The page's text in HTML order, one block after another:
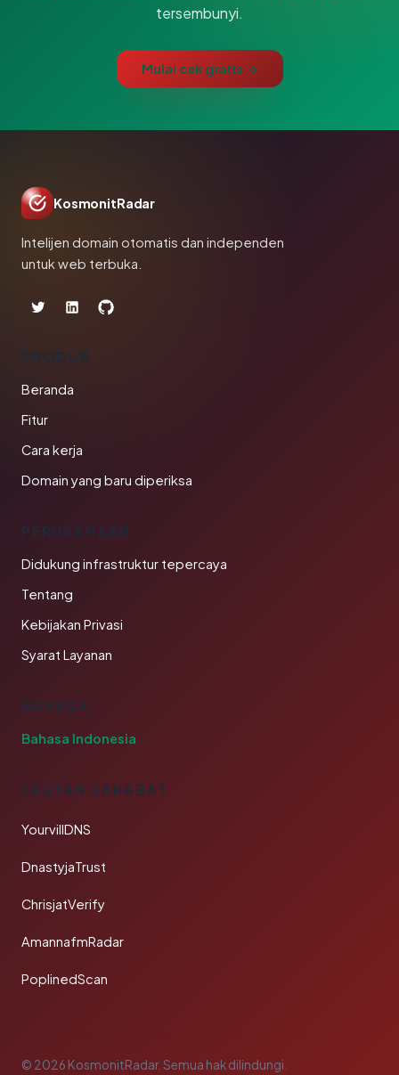
tersembunyi.
Mulai cek gratis →
KosmonitRadar
Intelijen domain otomatis dan independen
untuk web terbuka.
PRODUK
Beranda
Fitur
Cara kerja
Domain yang baru diperiksa
PERUSAHAAN
Didukung infrastruktur tepercaya
Tentang
Kebijakan Privasi
Syarat Layanan
BAHASA
Bahasa Indonesia
TAUTAN SAHABAT
YourvillDNS
DnastyjaTrust
ChrisjatVerify
AmannafmRadar
PoplinedScan
© 2026 KosmonitRadar. Semua hak dilindungi.